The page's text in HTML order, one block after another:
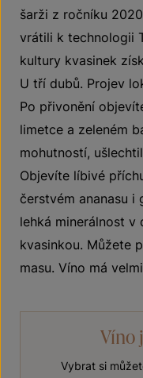
šarži z ročníku
vrátili k technologii
kultury kvasinek
U tří dubů. Projev
Po přivonění
limetce a zeleném
mohutností,
Objevíte líbivé
čerstvém ananasu i
lehká minerálnost v
kvasinkou. Můžete
masu. Víno má
Víno
Vybrat si